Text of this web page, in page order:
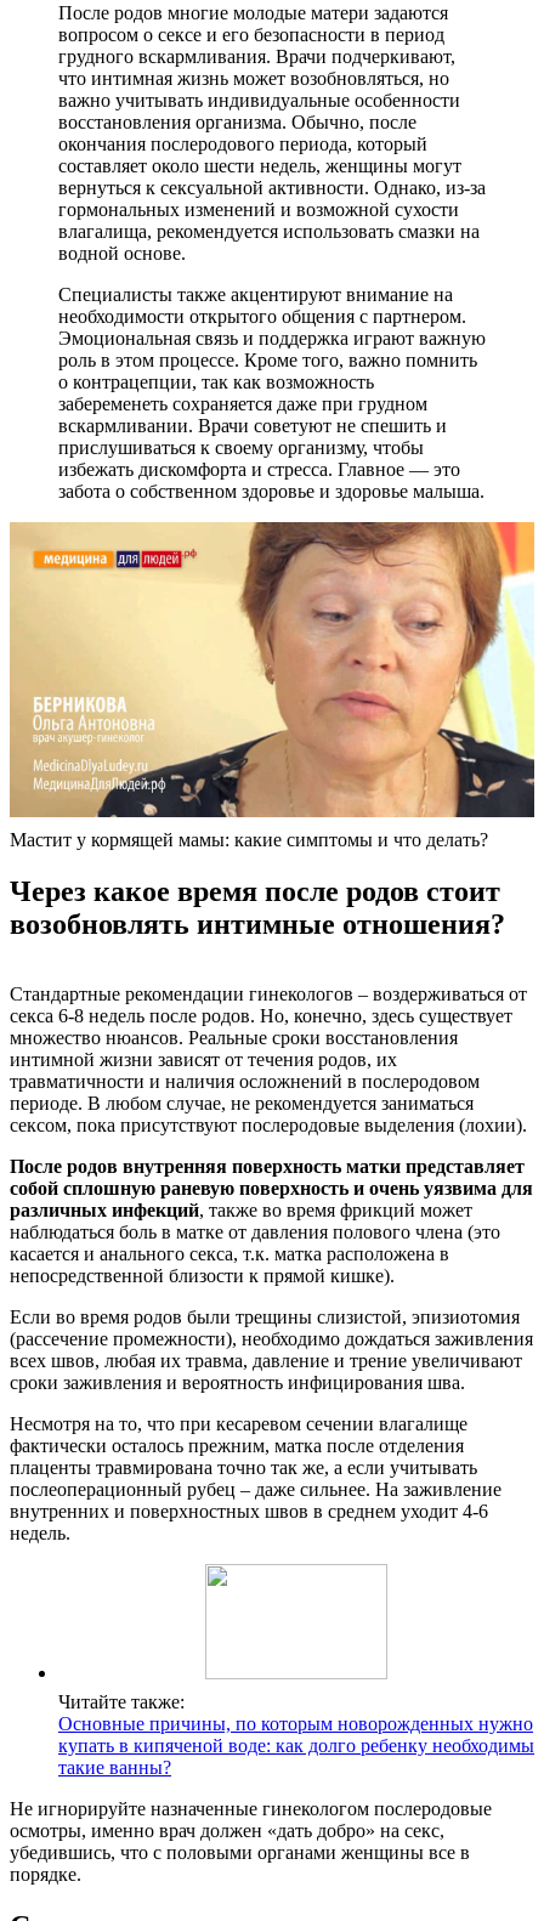
После родов многие молодые матери задаются
вопросом о сексе и его безопасности в период
грудного вскармливания. Врачи подчеркивают,
что интимная жизнь может возобновляться, но
важно учитывать индивидуальные особенности
восстановления организма. Обычно, после
окончания послеродового периода, который
составляет около шести недель, женщины могут
вернуться к сексуальной активности. Однако, из-за
гормональных изменений и возможной сухости
влагалища, рекомендуется использовать смазки на
водной основе.
Специалисты также акцентируют внимание на
необходимости открытого общения с партнером.
Эмоциональная связь и поддержка играют важную
роль в этом процессе. Кроме того, важно помнить
о контрацепции, так как возможность
забеременеть сохраняется даже при грудном
вскармливании. Врачи советуют не спешить и
прислушиваться к своему организму, чтобы
избежать дискомфорта и стресса. Главное — это
забота о собственном здоровье и здоровье малыша.
Мастит у кормящей мамы: какие симптомы и что делать?
Через какое время после родов стоит
возобновлять интимные отношения?
Стандартные рекомендации гинекологов – воздерживаться от
секса 6-8 недель после родов. Но, конечно, здесь существует
множество нюансов. Реальные сроки восстановления
интимной жизни зависят от течения родов, их
травматичности и наличия осложнений в послеродовом
периоде. В любом случае, не рекомендуется заниматься
сексом, пока присутствуют послеродовые выделения (лохии).
После родов внутренняя поверхность матки представляет
собой сплошную раневую поверхность и очень уязвима для
различных инфекций, также во время фрикций может
наблюдаться боль в матке от давления полового члена (это
касается и анального секса, т.к. матка расположена в
непосредственной близости к прямой кишке).
Если во время родов были трещины слизистой, эпизиотомия
(рассечение промежности), необходимо дождаться заживления
всех швов, любая их травма, давление и трение увеличивают
сроки заживления и вероятность инфицирования шва.
Несмотря на то, что при кесаревом сечении влагалище
фактически осталось прежним, матка после отделения
плаценты травмирована точно так же, а если учитывать
послеоперационный рубец – даже сильнее. На заживление
внутренних и поверхностных швов в среднем уходит 4-6
недель.
Читайте также:
Основные причины, по которым новорожденных нужно
купать в кипяченой воде: как долго ребенку необходимы
такие ванны?
Не игнорируйте назначенные гинекологом послеродовые
осмотры, именно врач должен «дать добро» на секс,
убедившись, что с половыми органами женщины все в
порядке.